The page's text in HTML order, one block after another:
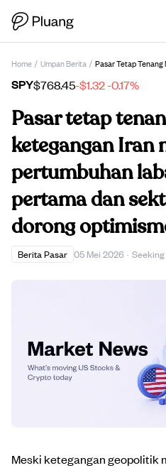
Home / Umpan Berita /
SPY$768.45-$1.32-0.17%
Pasar tetap
ketegangan Iran
pertumbuhan
pertama dan
dorong
Berita Pasar 05 Mei 2026 ·
Meski ketegangan geopolitik